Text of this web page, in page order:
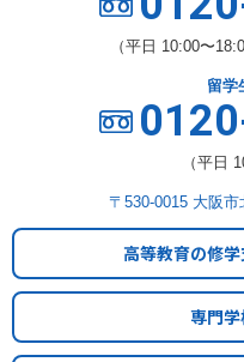
（平日 10:00〜
留学
（平日
〒530-0015 大阪
高等教育の修
専門